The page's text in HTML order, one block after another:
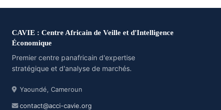
CAVIE : Centre Africain de Veille et d'Intelligence
Économique
Premier centre panafricain d'expertise
stratégique et d'analyse de marchés.
Yaoundé, Cameroun
contact@acci-cavie.org